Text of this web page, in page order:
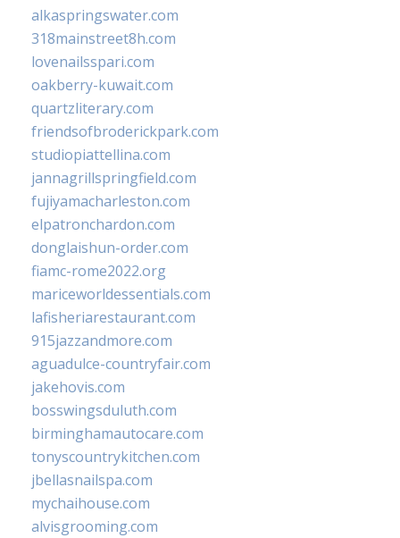
alkaspringswater.com
318mainstreet8h.com
lovenailsspari.com
oakberry-kuwait.com
quartzliterary.com
friendsofbroderickpark.com
studiopiattellina.com
jannagrillspringfield.com
fujiyamacharleston.com
elpatronchardon.com
donglaishun-order.com
fiamc-rome2022.org
mariceworldessentials.com
lafisheriarestaurant.com
915jazzandmore.com
aguadulce-countryfair.com
jakehovis.com
bosswingsduluth.com
birminghamautocare.com
tonyscountrykitchen.com
jbellasnailspa.com
mychaihouse.com
alvisgrooming.com